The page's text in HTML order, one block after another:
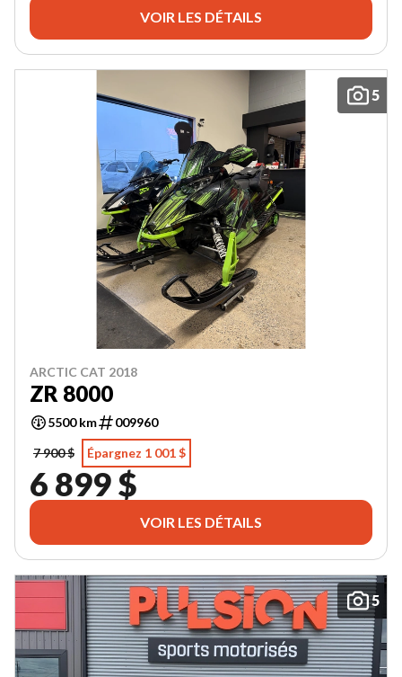
VOIR LES DÉTAILS
5
ARCTIC CAT 2018
ZR 8000
5500 km
009960
7 900 $
Épargnez 1 001 $
6 899 $
VOIR LES DÉTAILS
5